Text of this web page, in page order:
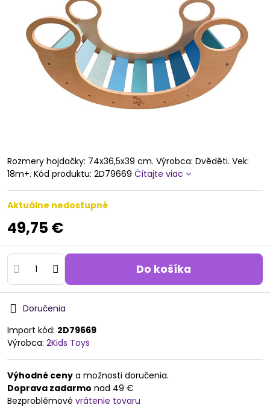
Rozmery hojdačky: 74x36,5x39 cm. Výrobca: Dvěděti. Vek:
18m+. Kód produktu: 2D79669 Čítajte viac
Aktuálne nedostupné
49,75 €
Do košíka
Doručenia
Import kód: 2D79669
Výrobca: 2Kids Toys
Výhodné ceny a možnosti doručenia.
Doprava zadarmo nad 49 €
Bezproblémové vrátenie tovaru